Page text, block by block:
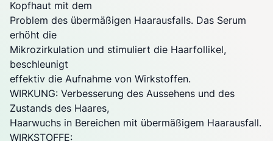
Kopfhaut mit dem
Problem des übermäßigen Haarausfalls. Das Serum
erhöht die
Mikrozirkulation und stimuliert die Haarfollikel,
beschleunigt
effektiv die Aufnahme von Wirkstoffen.
WIRKUNG: Verbesserung des Aussehens und des
Zustands des Haares,
Haarwuchs in Bereichen mit übermäßigem Haarausfall.
WIRKSTOFFE: